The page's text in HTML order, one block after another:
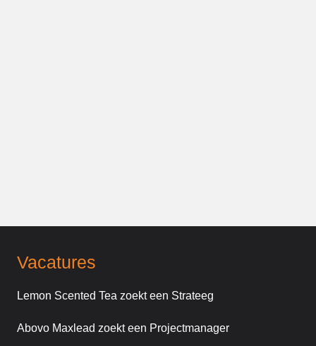
Vacatures
Lemon Scented Tea zoekt een Strateeg
Abovo Maxlead zoekt een Projectmanager